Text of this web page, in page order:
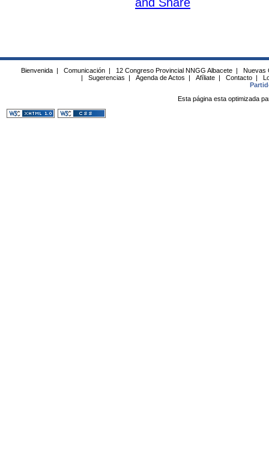
Bienvenida | Comunicación | 12 Congreso Provincial NNGG Albacete |
Nuevas
|
Sugerencias | Agenda de Actos | Afíliate | Contacto |
Esta página esta optimizada